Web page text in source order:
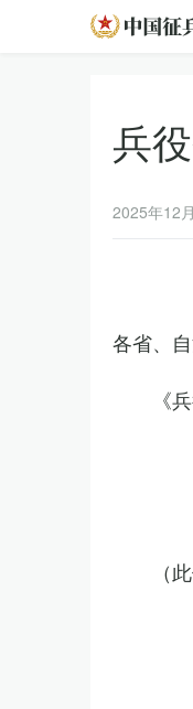
兵
2025年12
各省、
《
（